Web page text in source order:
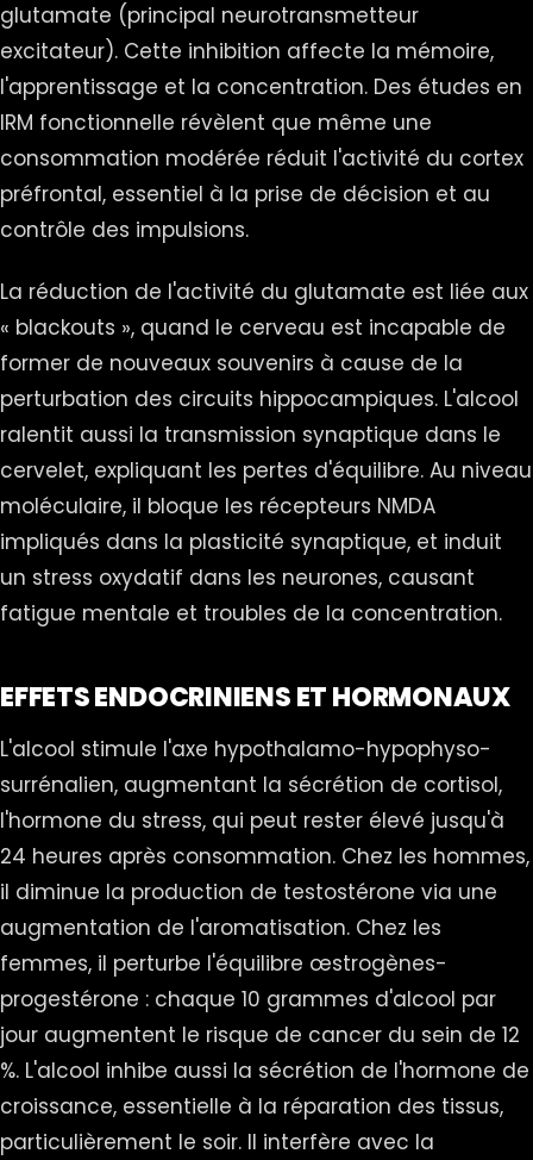
glutamate (principal neurotransmetteur
excitateur). Cette inhibition affecte la mémoire,
l'apprentissage et la concentration. Des études en
IRM fonctionnelle révèlent que même une
consommation modérée réduit l'activité du cortex
préfrontal, essentiel à la prise de décision et au
contrôle des impulsions.
La réduction de l'activité du glutamate est liée aux
« blackouts », quand le cerveau est incapable de
former de nouveaux souvenirs à cause de la
perturbation des circuits hippocampiques. L'alcool
ralentit aussi la transmission synaptique dans le
cervelet, expliquant les pertes d'équilibre. Au niveau
moléculaire, il bloque les récepteurs NMDA
impliqués dans la plasticité synaptique, et induit
un stress oxydatif dans les neurones, causant
fatigue mentale et troubles de la concentration.
EFFETS ENDOCRINIENS ET HORMONAUX
L'alcool stimule l'axe hypothalamo-hypophyso-
surrénalien, augmentant la sécrétion de cortisol,
l'hormone du stress, qui peut rester élevé jusqu'à
24 heures après consommation. Chez les hommes,
il diminue la production de testostérone via une
augmentation de l'aromatisation. Chez les
femmes, il perturbe l'équilibre œstrogènes-
progestérone : chaque 10 grammes d'alcool par
jour augmentent le risque de cancer du sein de 12
%. L'alcool inhibe aussi la sécrétion de l'hormone de
croissance, essentielle à la réparation des tissus,
particulièrement le soir. Il interfère avec la